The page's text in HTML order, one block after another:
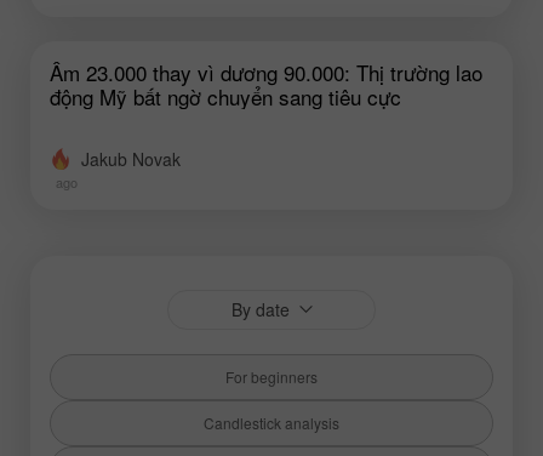
Âm 23.000 thay vì dương 90.000: Thị trường lao
động Mỹ bất ngờ chuyển sang tiêu cực
Jakub Novak
ago
By date
For beginners
Candlestick analysis